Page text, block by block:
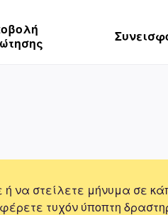
να στείλετε μήνυμα σε
τυχόν ύποπτη